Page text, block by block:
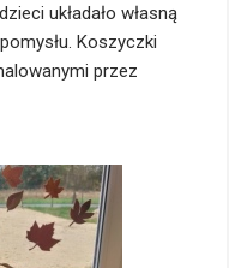
układało własną
Koszyczki
przez